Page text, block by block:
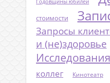
стоимости
Запросы
и (не)здоровье
Исследования
коллег
Кинотеатр